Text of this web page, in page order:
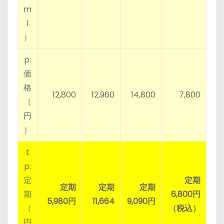
m
l
）
p:
価
格
（
円
）
12,800 12,960 14,800 7,800
t
p:
定
期
（
定期
5,980円
定期
11,664
定期
9,090円
定期
6,800円
（税込）